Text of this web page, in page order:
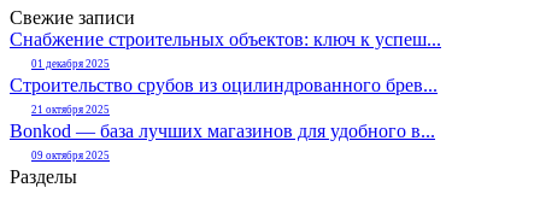
Свежие записи
Снабжение строительных объектов: ключ к успеш...
01 декабря 2025
Строительство срубов из оцилиндрованного брев...
21 октября 2025
Bonkod — база лучших магазинов для удобного в...
09 октября 2025
Разделы